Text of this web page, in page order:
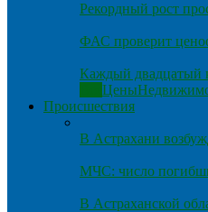
Рекордный рост
ФАС проверит
Каждый двадцатый
Цены
Происшествия
В Астрахани
МЧС: число
В Астраханской